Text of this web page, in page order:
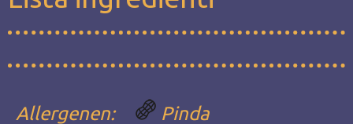
Allergenen: Pinda